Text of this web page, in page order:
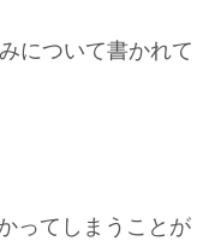
について書かれて
ってしまうことが